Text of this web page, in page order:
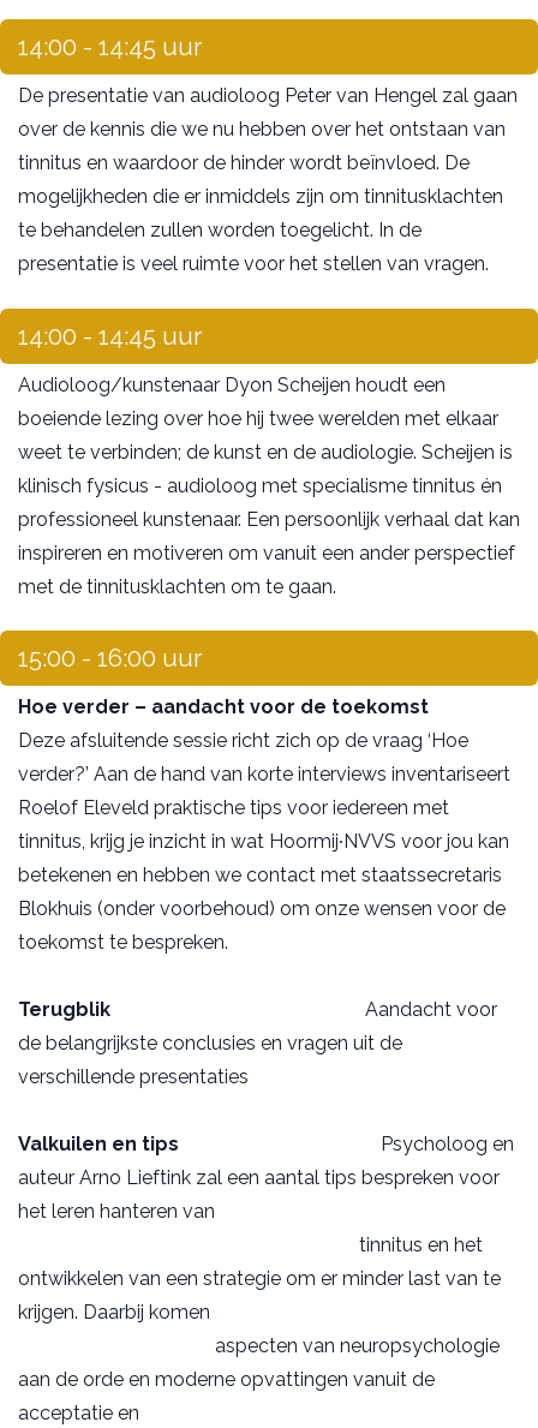
14:00 - 14:45 uur
De presentatie van audioloog Peter van Hengel zal gaan
over de kennis die we nu hebben over het ontstaan van
tinnitus en waardoor de hinder wordt beïnvloed. De
mogelijkheden die er inmiddels zijn om tinnitusklachten
te behandelen zullen worden toegelicht. In de
presentatie is veel ruimte voor het stellen van vragen.
14:00 - 14:45 uur
Audioloog/kunstenaar Dyon Scheijen houdt een
boeiende lezing over hoe hij twee werelden met elkaar
weet te verbinden; de kunst en de audiologie. Scheijen is
klinisch fysicus - audioloog met specialisme tinnitus én
professioneel kunstenaar. Een persoonlijk verhaal dat kan
inspireren en motiveren om vanuit een ander perspectief
met de tinnitusklachten om te gaan.
15:00 - 16:00 uur
Hoe verder – aandacht voor de toekomst
Deze afsluitende sessie richt zich op de vraag ‘Hoe
verder?’ Aan de hand van korte interviews inventariseert
Roelof Eleveld praktische tips voor iedereen met
tinnitus, krijg je inzicht in wat Hoormij∙NVVS voor jou kan
betekenen en hebben we contact met staatssecretaris
Blokhuis (onder voorbehoud) om onze wensen voor de
toekomst te bespreken.
Terugblik Aandacht voor
de belangrijkste conclusies en vragen uit de
verschillende presentaties
Valkuilen en tips Psycholoog en
auteur Arno Lieftink zal een aantal tips bespreken voor
het leren hanteren van
tinnitus en het
ontwikkelen van een strategie om er minder last van te
krijgen. Daarbij komen
aspecten van neuropsychologie
aan de orde en moderne opvattingen vanuit de
acceptatie en